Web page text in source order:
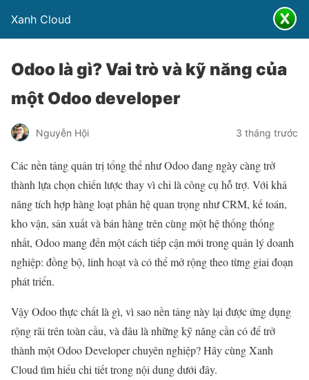
Xanh Cloud
Odoo là gì? Vai trò và kỹ năng của
một Odoo developer
Nguyễn Hội 3 tháng trước
Các nền tảng quản trị tổng thể như Odoo đang ngày càng trở
thành lựa chọn chiến lược thay vì chỉ là công cụ hỗ trợ. Với khả
năng tích hợp hàng loạt phân hệ quan trọng như CRM, kế toán,
kho vận, sản xuất và bán hàng trên cùng một hệ thống thống
nhất, Odoo mang đến một cách tiếp cận mới trong quản lý doanh
nghiệp: đồng bộ, linh hoạt và có thể mở rộng theo từng giai đoạn
phát triển.
Vậy Odoo thực chất là gì, vì sao nền tảng này lại được ứng dụng
rộng rãi trên toàn cầu, và đâu là những kỹ năng cần có để trở
thành một Odoo Developer chuyên nghiệp? Hãy cùng Xanh
Cloud tìm hiểu chi tiết trong nội dung dưới đây.